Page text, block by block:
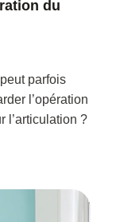
du
parfois
l’opération
l’articulation ?